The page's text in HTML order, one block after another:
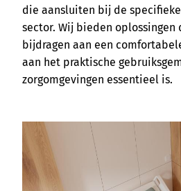
die aansluiten bij de
sector. Wij bieden
bijdragen aan een
aan het praktische
zorgomgevingen essentieel is.